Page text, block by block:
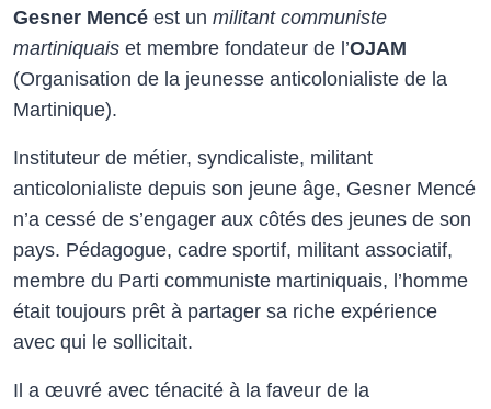
Gesner Mencé est un militant communiste
martiniquais et membre fondateur de l’OJAM
(Organisation de la jeunesse anticolonialiste de la
Martinique).
Instituteur de métier, syndicaliste, militant
anticolonialiste depuis son jeune âge, Gesner Mencé
n’a cessé de s’engager aux côtés des jeunes de son
pays. Pédagogue, cadre sportif, militant associatif,
membre du Parti communiste martiniquais, l’homme
était toujours prêt à partager sa riche expérience
avec qui le sollicitait.
Il a œuvré avec ténacité à la faveur de la